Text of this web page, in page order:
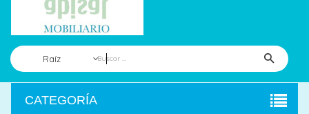
Raíz
CATEGORÍA